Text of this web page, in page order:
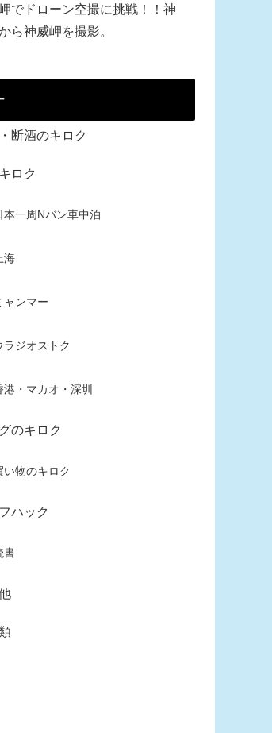
でドローン空撮に挑戦！！神
ら神威岬を撮影。
断酒のキロク
ロク
本一周Nバン車中泊
海
ャンマー
ラジオストク
港・マカオ・深圳
のキロク
い物のキロク
ハック
書